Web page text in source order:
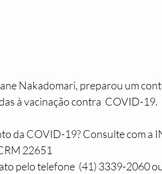
à vacinação contra  COVID-19.
da COVID-19? Consulte com a
22651
pelo telefone  (41) 3339-2060